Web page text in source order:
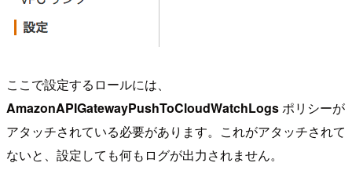
ここで設定するロールには、
AmazonAPIGatewayPushToCloudWatchLogsポリシーが
アタッチされている必要があります。これがアタッチされて
ないと、設定しても何もログが出力されません。